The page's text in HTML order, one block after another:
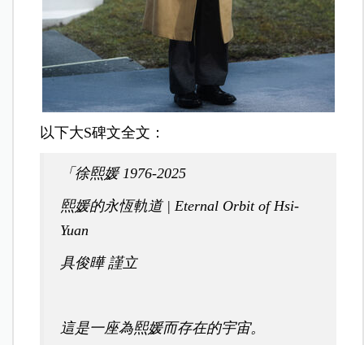
以下大S碑文全文：
「徐熙媛 1976-2025
熙媛的永恆軌道 | Eternal Orbit of Hsi-
Yuan
具俊曄 謹立
這是一座為熙媛而存在的宇宙。